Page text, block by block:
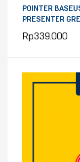
POINTER
PRESENTER
Rp339.000